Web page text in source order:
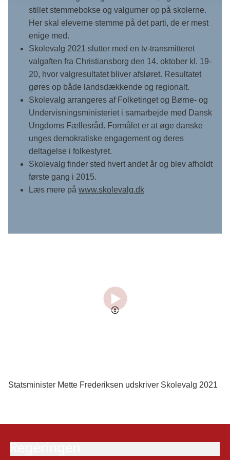
stillet stemmebokse og valgurner op på skolerne.
Her skal eleverne stemme på det parti, de er mest
enige med.
Skolevalg 2021 slutter med en tv-transmitteret
valgaften fra Christiansborg den 14. oktober kl. 19-
20, hvor valgresultatet bliver afsløret. Resultatet
gøres op både landsdækkende og regionalt.
Skolevalg arrangeres af Folketinget og Børne- og
Undervisningsministeriet i samarbejde med Dansk
Ungdoms Fællesråd. Formålet er at øge danske
unges demokratiske engagement og deres
deltagelse i folkestyret.
Skolevalg finder sted hvert andet år og blev afholdt
første gang i 2015.
Læs mere på www.skolevalg.dk
Statsminister Mette Frederiksen udskriver Skolevalg 2021